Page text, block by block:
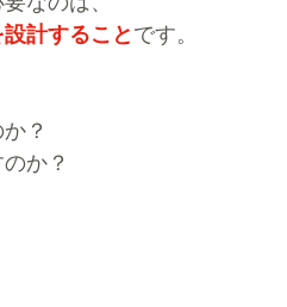
計すること です。
？
か？